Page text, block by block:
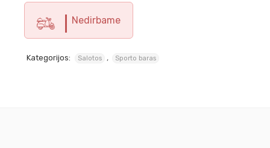
Nedirbame
Kategorijos: Salotos , Sporto baras